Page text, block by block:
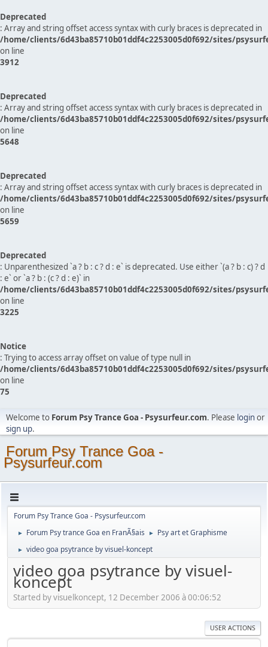
Deprecated
: Array and string offset access syntax with curly braces is deprecated in
/home/clients/6d43ba85710b01ddf4c2253005d0f692/sites/
on line
3912
Deprecated
: Array and string offset access syntax with curly braces is deprecated in
/home/clients/6d43ba85710b01ddf4c2253005d0f692/sites/
on line
5648
Deprecated
: Array and string offset access syntax with curly braces is deprecated in
/home/clients/6d43ba85710b01ddf4c2253005d0f692/sites/
on line
5659
Deprecated
: Unparenthesized `a ? b : c ? d : e` is deprecated. Use either `(a ? b : c) ? d
: e` or `a ? b : (c ? d : e)` in
/home/clients/6d43ba85710b01ddf4c2253005d0f692/sites/
on line
3225
Notice
: Trying to access array offset on value of type null in
/home/clients/6d43ba85710b01ddf4c2253005d0f692/sites/
on line
75
Welcome to Forum Psy Trance Goa - Psysurfeur.com. Please loginor
sign up.
Forum Psy Trance Goa -
Psysurfeur.com
Forum Psy Trance Goa - Psysurfeur.com
► Forum Psy trance Goa en FranÃ§ais ► Psy art et Graphisme
► video goa psytrance by visuel-koncept
video goa psytrance by visuel-
koncept
Started by visuelkoncept, 12 December 2006 à 00:06:52
USER ACTIONS